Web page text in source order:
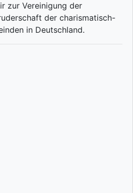
zur Vereinigung der
der charismatisch-
in Deutschland.